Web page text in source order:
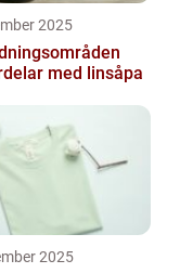
2025
med linsåpa
2025